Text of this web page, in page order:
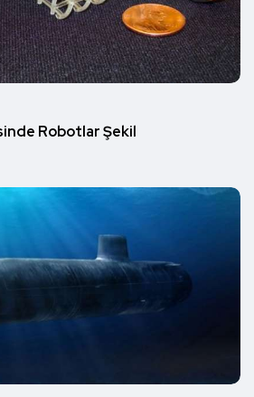
Robotlar Şekil